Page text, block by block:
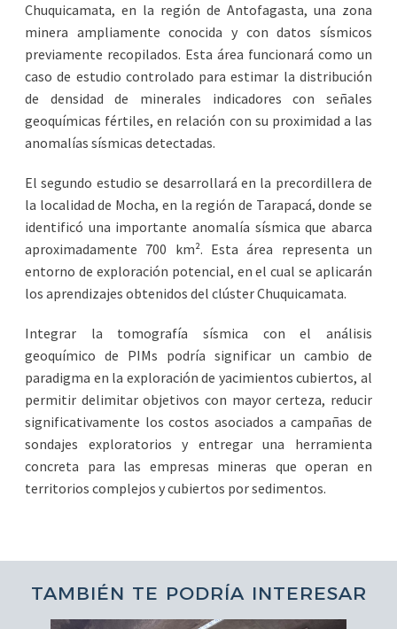
Chuquicamata, en la región de Antofagasta, una zona
minera ampliamente conocida y con datos sísmicos
previamente recopilados. Esta área funcionará como un
caso de estudio controlado para estimar la distribución
de densidad de minerales indicadores con señales
geoquímicas fértiles, en relación con su proximidad a las
anomalías sísmicas detectadas.
El segundo estudio se desarrollará en la precordillera de
la localidad de Mocha, en la región de Tarapacá, donde se
identificó una importante anomalía sísmica que abarca
aproximadamente 700 km². Esta área representa un
entorno de exploración potencial, en el cual se aplicarán
los aprendizajes obtenidos del clúster Chuquicamata.
Integrar la tomografía sísmica con el análisis
geoquímico de PIMs podría significar un cambio de
paradigma en la exploración de yacimientos cubiertos, al
permitir delimitar objetivos con mayor certeza, reducir
significativamente los costos asociados a campañas de
sondajes exploratorios y entregar una herramienta
concreta para las empresas mineras que operan en
territorios complejos y cubiertos por sedimentos.
TAMBIÉN TE PODRÍA INTERESAR